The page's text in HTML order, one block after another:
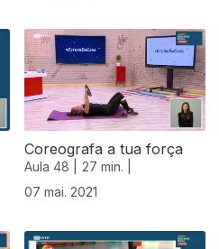
Coreografa a tua força
Aula 48 |
27 min. |
07 mai. 2021